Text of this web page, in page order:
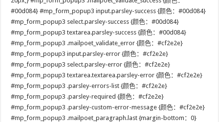
#00d084} #mp_form_popup3 input.parsley-success {颜色：#00d084}
#mp_form_popup3 select.parsley-success {颜色：#00d084}
#mp_form_popup3 textarea.parsley-success {颜色：#00d084}
#mp_form_popup3 .mailpoet_validate_error {颜色：#cf2e2e}
#mp_form_popup3 input.parsley-error {颜色：#cf2e2e}
#mp_form_popup3 select.parsley-error {颜色：#cf2e2e}
#mp_form_popup3 textarea.textarea.parsley-error {颜色：#cf2e2e}
#mp_form_popup3 .parsley-errors-list {颜色：#cf2e2e}
#mp_form_popup3 .parsley-required {颜色：#cf2e2e}
#mp_form_popup3 .parsley-custom-error-message {颜色：#cf2e2e}
#mp_form_popup3 .mailpoet_paragraph.last {margin-bottom：0}